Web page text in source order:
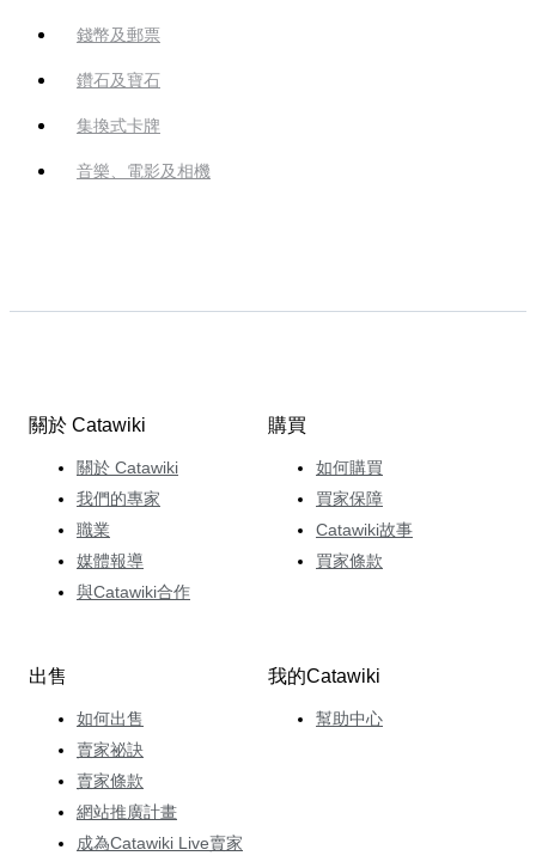
錢幣及郵票
鑽石及寶石
集換式卡牌
音樂、電影及相機
關於 Catawiki
關於 Catawiki
我們的專家
職業
媒體報導
與Catawiki合作
購買
如何購買
買家保障
Catawiki故事
買家條款
出售
如何出售
賣家祕訣
賣家條款
網站推廣計畫
成為Catawiki Live賣家
我的Catawiki
幫助中心